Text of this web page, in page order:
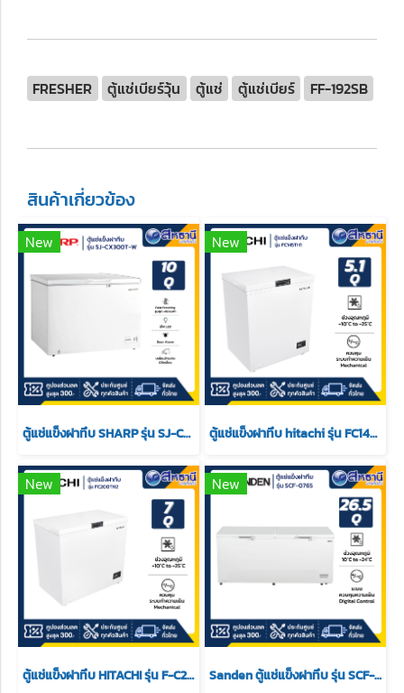
FRESHER ตู้แช่เบียร์วุ้น ตู้แช่ ตู้แช่เบียร์ FF-192SB
สินค้าเกี่ยวข้อง
New
ตู้แช่แข็งฝาทึบ SHARP รุ่น SJ-CX300T-Wขนาด 10 คิว สีขาว
New
ตู้แช่แข็งฝาทึบ hitachi รุ่น FC145TH1 ขนาด 5.1 Q
New
ตู้แช่แข็งฝาทึบ HITACHI รุ่น F-C200TH2 ขนาด 7 Q
New
Sanden ตู้แช่แข็งฝาทึบ รุ่น SCF-0765 ขนาด 26.5 Q